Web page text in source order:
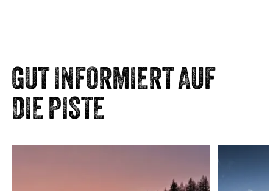
GUT INFORMIERT AUF
DIE PISTE